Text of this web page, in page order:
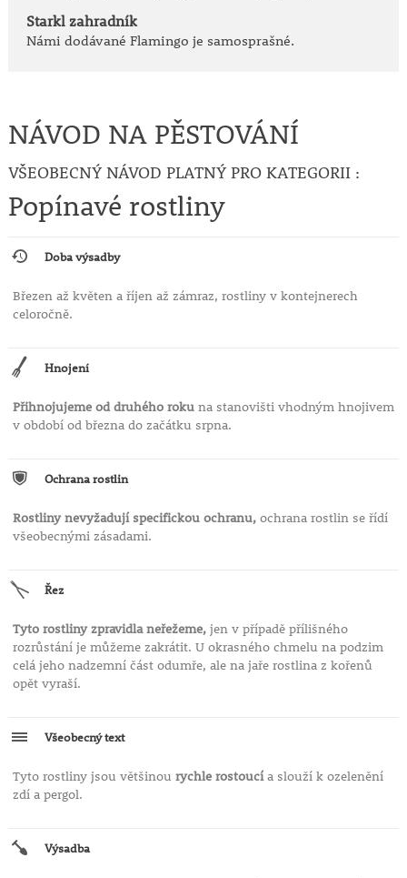
Starkl zahradník
Námi dodávané Flamingo je samosprašné.
NÁVOD NA PĚSTOVÁNÍ
VŠEOBECNÝ NÁVOD PLATNÝ PRO KATEGORII :
Popínavé rostliny
Doba výsadby
Březen až květen a říjen až zámraz, rostliny v kontejnerech
celoročně.
Hnojení
Přihnojujeme od druhého rokuna stanovišti vhodným hnojivem
v období od března do začátku srpna.
Ochrana rostlin
Rostliny nevyžadují specifickou ochranu,ochrana rostlin se řídí
všeobecnými zásadami.
Řez
Tyto rostliny zpravidla neřežeme,jen v případě přílišného
rozrůstání je můžeme zakrátit. U okrasného chmelu na podzim
celá jeho nadzemní část odumře, ale na jaře rostlina z kořenů
opět vyraší.
Všeobecný text
Tyto rostliny jsou většinou rychle rostoucía slouží k ozelenění
zdí a pergol.
Výsadba